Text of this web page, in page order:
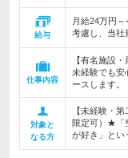
給与
月給24万円
考慮し、当
仕事内容
【有名施設
未経験でも安
ースします。
対象と
なる方
【未経験・
限定可）★「
が好き」とい